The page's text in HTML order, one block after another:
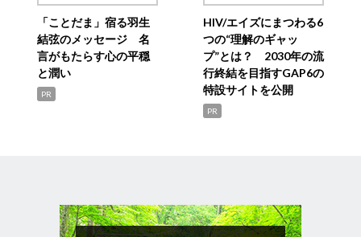
「ことだま」宿る羽生
結弦のメッセージ 名
言がもたらす心の平穏
と潤い
PR
HIV/エイズにまつわる6
つの“理解のギャッ
プ”とは？ 2030年の流
行終結を目指すGAP6の
特設サイトを公開
PR